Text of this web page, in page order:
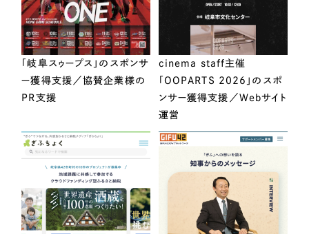
「岐阜スゥープス」のスポンサ
ー獲得支援／協賛企業様の
PR支援
cinema staff主催
「OOPARTS 2026」のスポ
ンサー獲得支援／Webサイト
運営